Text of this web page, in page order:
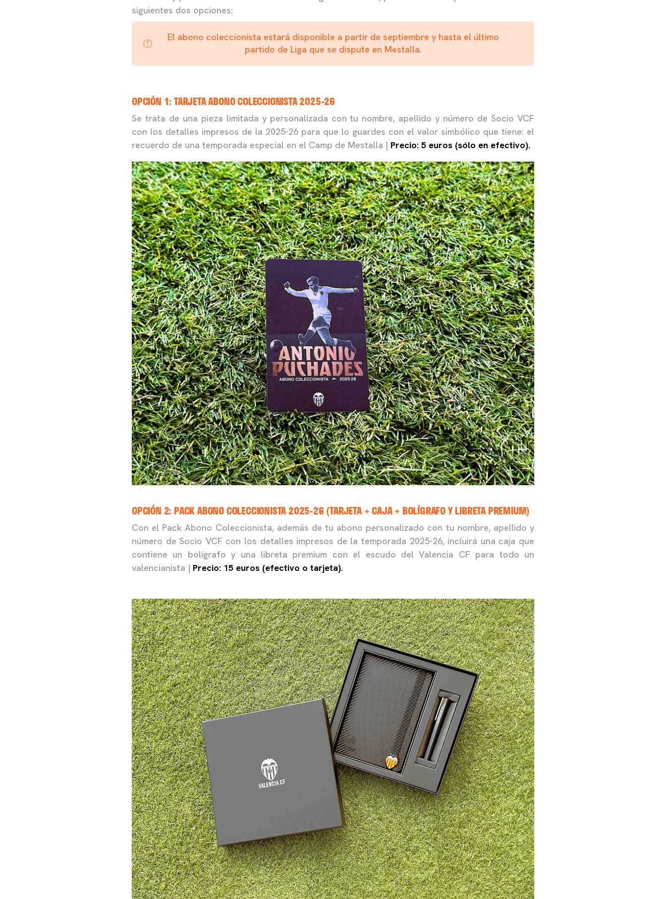
siguientes dos opciones:
El abono coleccionista estará disponible a partir de septiembre y hasta el último
partido de Liga que se dispute en Mestalla.
OPCIÓN 1: TARJETA ABONO COLECCIONISTA 2025-26
Se trata de una pieza limitada y personalizada con tu nombre, apellido y número de Socio VCF
con los detalles impresos de la 2025-26 para que lo guardes con el valor simbólico que tiene: el
recuerdo de una temporada especial en el Camp de Mestalla | Precio: 5 euros (sólo en efectivo).
OPCIÓN 2: PACK ABONO COLECCIONISTA 2025-26 (TARJETA + CAJA + BOLÍGRAFO Y LIBRETA PREMIUM)
Con el Pack Abono Coleccionista, además de tu abono personalizado con tu nombre, apellido y
número de Socio VCF con los detalles impresos de la temporada 2025-26, incluirá una caja que
contiene un bolígrafo y una libreta premium con el escudo del Valencia CF para todo un
valencianista | Precio: 15 euros (efectivo o tarjeta).